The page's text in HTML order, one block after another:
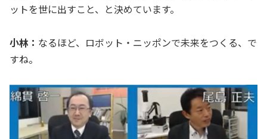
ットを世に出すこと、と決めています。
小林： なるほど、ロボット・ニッポンで未来をつくる、で
すね。